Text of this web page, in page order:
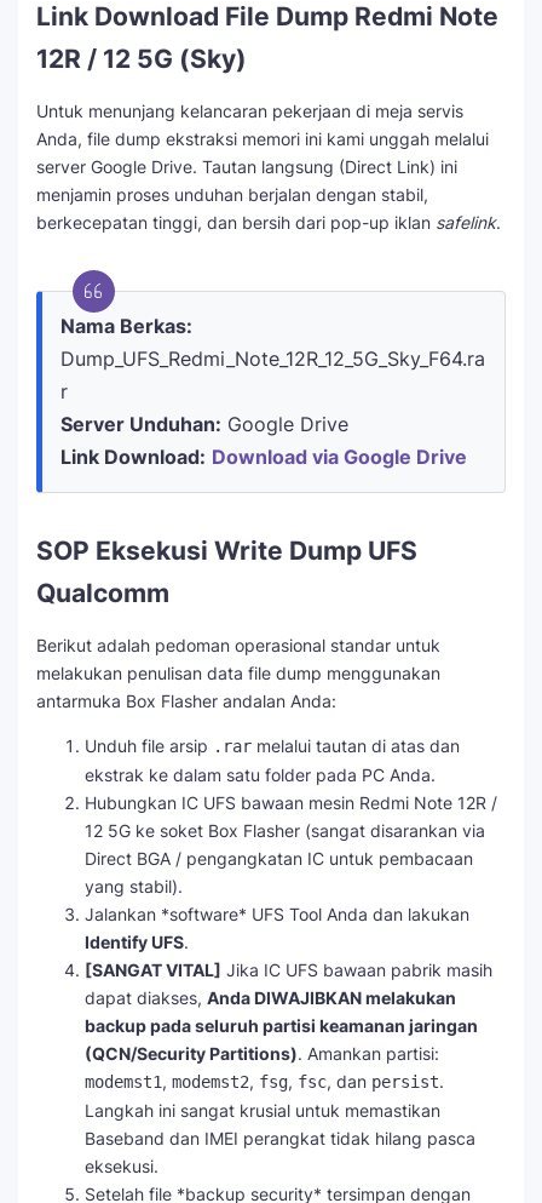
Link Download File Dump Redmi Note
12R / 12 5G (Sky)
Untuk menunjang kelancaran pekerjaan di meja servis
Anda, file dump ekstraksi memori ini kami unggah melalui
server Google Drive. Tautan langsung (Direct Link) ini
menjamin proses unduhan berjalan dengan stabil,
berkecepatan tinggi, dan bersih dari pop-up iklan safelink.
Nama Berkas:
Dump_UFS_Redmi_Note_12R_12_5G_Sky_F64.ra
r
Server Unduhan: Google Drive
Link Download: Download via Google Drive
SOP Eksekusi Write Dump UFS
Qualcomm
Berikut adalah pedoman operasional standar untuk
melakukan penulisan data file dump menggunakan
antarmuka Box Flasher andalan Anda:
Unduh file arsip .rar melalui tautan di atas dan
ekstrak ke dalam satu folder pada PC Anda.
Hubungkan IC UFS bawaan mesin Redmi Note 12R /
12 5G ke soket Box Flasher (sangat disarankan via
Direct BGA / pengangkatan IC untuk pembacaan
yang stabil).
Jalankan *software* UFS Tool Anda dan lakukan
Identify UFS.
[SANGAT VITAL] Jika IC UFS bawaan pabrik masih
dapat diakses, Anda DIWAJIBKAN melakukan
backup pada seluruh partisi keamanan jaringan
(QCN/Security Partitions). Amankan partisi:
modemst1, modemst2, fsg, fsc, dan persist.
Langkah ini sangat krusial untuk memastikan
Baseband dan IMEI perangkat tidak hilang pasca
eksekusi.
Setelah file *backup security* tersimpan dengan